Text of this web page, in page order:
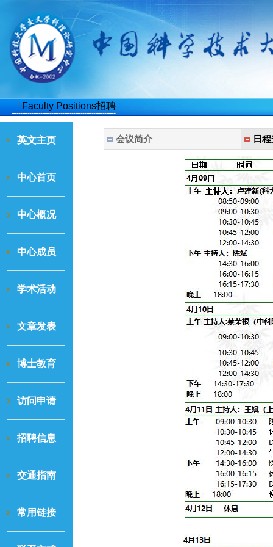
Faculty Positions招聘
英文主页
中心首页
中心概况
中心成员
学术活动
文章发表
博士教育
访问申请
招聘信息
交通指南
常用链接
会议简介 日